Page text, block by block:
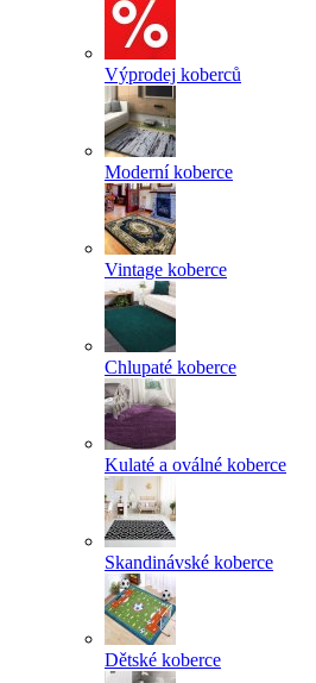
Výprodej koberců
Moderní koberce
Vintage koberce
Chlupaté koberce
Kulaté a oválné koberce
Skandinávské koberce
Dětské koberce